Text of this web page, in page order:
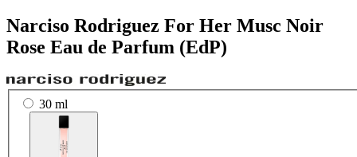
Narciso Rodriguez For Her Musc Noir
Rose Eau de Parfum (EdP)
30 ml